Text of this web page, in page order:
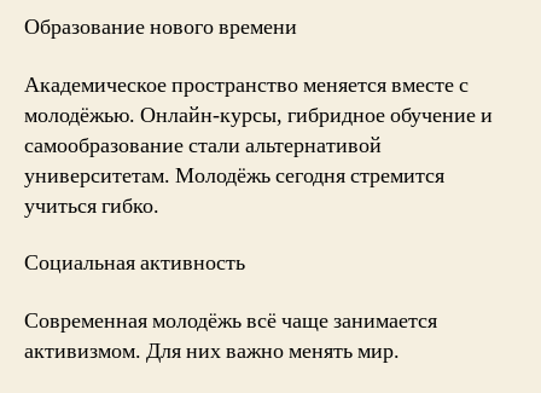
Образование нового времени
Академическое пространство меняется вместе с
молодёжью. Онлайн-курсы, гибридное обучение и
самообразование стали альтернативой
университетам. Молодёжь сегодня стремится
учиться гибко.
Социальная активность
Современная молодёжь всё чаще занимается
активизмом. Для них важно менять мир.